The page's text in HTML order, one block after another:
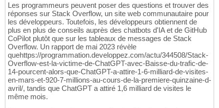
Les programmeurs peuvent poser des questions et trouver des
réponses sur Stack Overflow, un site web communautaire pour
les développeurs. Toutefois, les développeurs obtiennent de
plus en plus de conseils auprès des chatbots d'IA et de GitHub
CoPilot plutôt que sur les tableaux de messages de Stack
Overflow. Un rapport de mai 2023 révèle
quehttps://programmation.developpez.com/actu/344508/Stack-
Overflow-est-la-victime-de-ChatGPT-avec-Baisse-du-trafic-de-
14-pourcent-alors-que-ChatGPT-a-attire-1-6-milliard-de-visites-
en-mars-et-920-7-millions-au-cours-de-la-premiere-quinzaine-d-
avril/, tandis que ChatGPT a attiré 1,6 milliard de visites le
même mois.